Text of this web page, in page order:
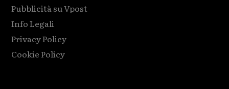
Pubblicità su Vpost
Info Legali
Privacy Policy
Cookie Policy